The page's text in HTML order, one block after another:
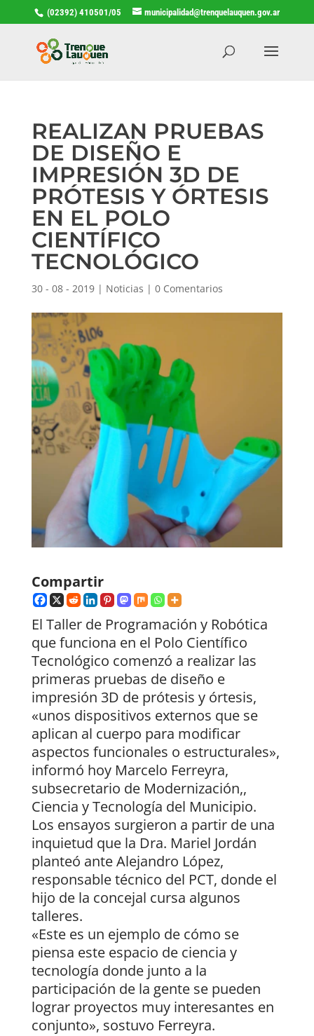
(02392) 410501/05 municipalidad@trenquelauquen.gov.ar
REALIZAN PRUEBAS
DE DISEÑO E
IMPRESIÓN 3D DE
PRÓTESIS Y ÓRTESIS
EN EL POLO
CIENTÍFICO
TECNOLÓGICO
30 - 08 - 2019| Noticias | 0 Comentarios
Compartir
El Taller de Programación y Robótica
que funciona en el Polo Científico
Tecnológico comenzó a realizar las
primeras pruebas de diseño e
impresión 3D de prótesis y órtesis,
«unos dispositivos externos que se
aplican al cuerpo para modificar
aspectos funcionales o estructurales»,
informó hoy Marcelo Ferreyra,
subsecretario de Modernización,,
Ciencia y Tecnología del Municipio.
Los ensayos surgieron a partir de una
inquietud que la Dra. Mariel Jordán
planteó ante Alejandro López,
responsable técnico del PCT, donde el
hijo de la concejal cursa algunos
talleres.
«Este es un ejemplo de cómo se
piensa este espacio de ciencia y
tecnología donde junto a la
participación de la gente se pueden
lograr proyectos muy interesantes en
conjunto», sostuvo Ferreyra.